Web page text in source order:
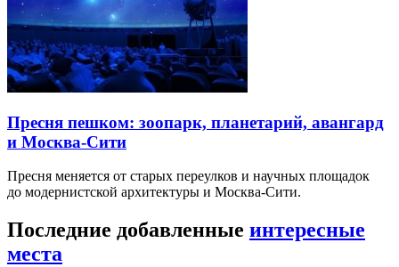
Пресня пешком: зоопарк, планетарий, авангард
и Москва-Сити
Пресня меняется от старых переулков и научных площадок
до модернистской архитектуры и Москва-Сити.
Последние добавленные интересные
места